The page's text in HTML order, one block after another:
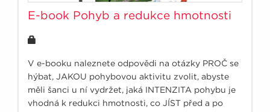
E-book Pohyb a redukce hmotnosti
V e-booku naleznete odpovědi na otázky PROČ se
hýbat, JAKOU pohybovou aktivitu zvolit, abyste
měli šanci u ní vydržet, jaká INTENZITA pohybu je
vhodná k redukci hmotnosti, co JÍST před a po